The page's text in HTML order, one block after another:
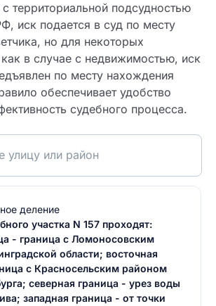
с территориальной подсудностью
иск подается в суд по месту
но для некоторых
как в случае с недвижимостью, иск
по месту нахождения
обеспечивает удобство
судебного процесса.
улицу или район
деление
участка N 157 проходят:
- граница с Ломоносовским
области; восточная
с Красносельским районом
северная граница - урез воды
западная граница - от точки